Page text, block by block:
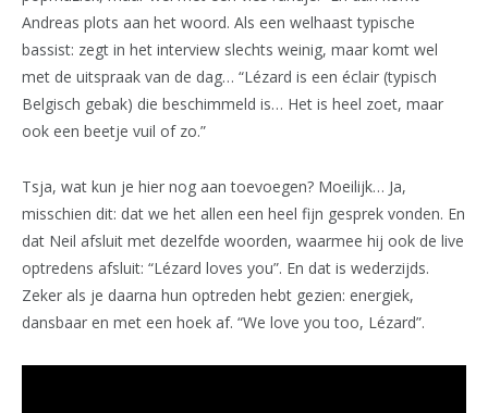
Andreas plots aan het woord. Als een welhaast typische
bassist: zegt in het interview slechts weinig, maar komt wel
met de uitspraak van de dag… “Lézard is een éclair (typisch
Belgisch gebak) die beschimmeld is… Het is heel zoet, maar
ook een beetje vuil of zo.”
Tsja, wat kun je hier nog aan toevoegen? Moeilijk… Ja,
misschien dit: dat we het allen een heel fijn gesprek vonden. En
dat Neil afsluit met dezelfde woorden, waarmee hij ook de live
optredens afsluit: “Lézard loves you”. En dat is wederzijds.
Zeker als je daarna hun optreden hebt gezien: energiek,
dansbaar en met een hoek af. “We love you too, Lézard”.